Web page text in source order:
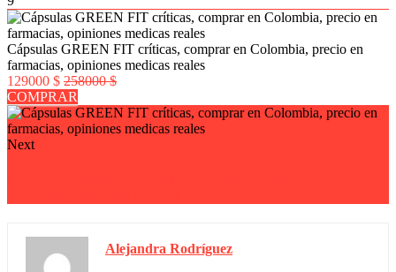
Cápsulas GREEN FIT críticas, comprar en Colombia, precio en
farmacias, opiniones medicas reales
129000 $ 258000 $
COMPRAR
Next
Alejandra Rodríguez